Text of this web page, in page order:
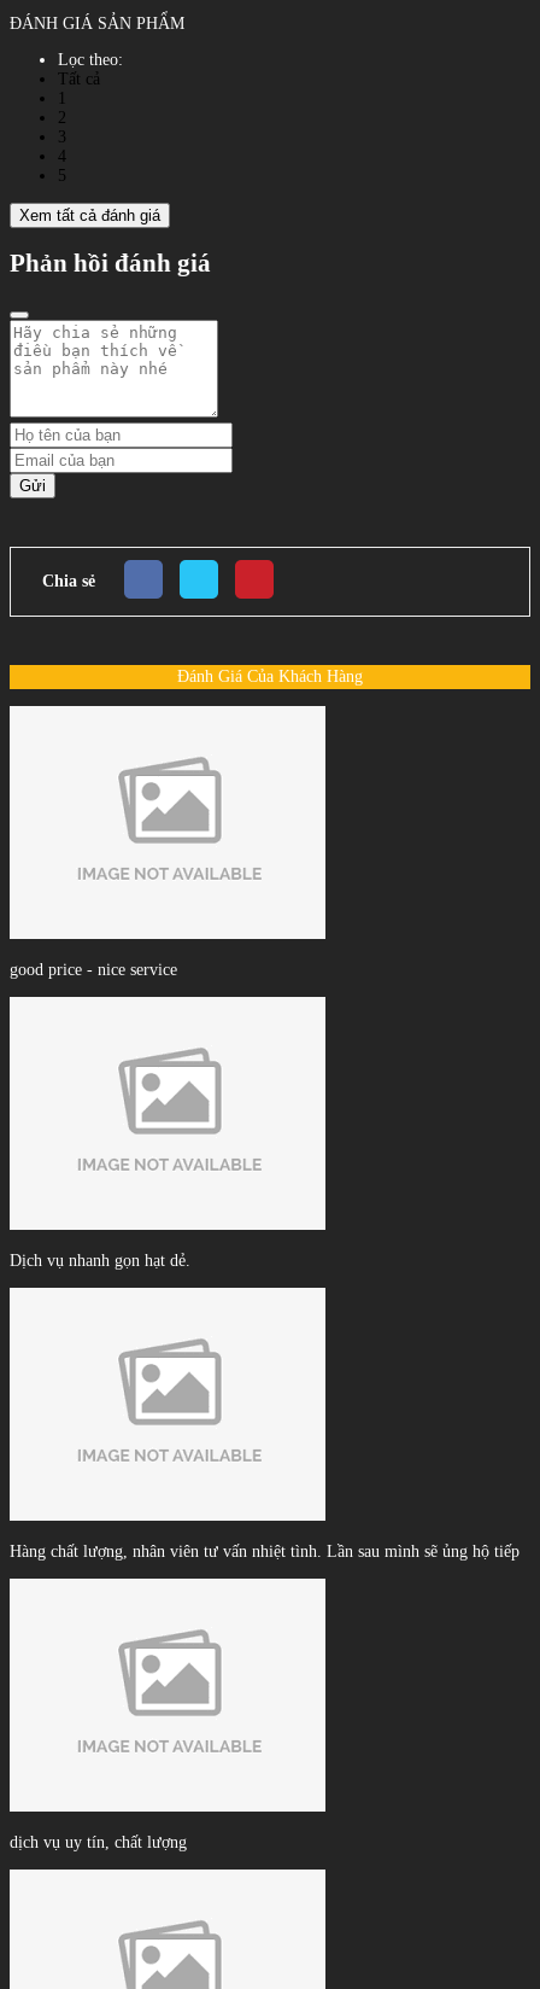
ĐÁNH GIÁ SẢN PHẨM
Lọc theo:
Tất cả
2
3
4
5
Xem tất cả đánh giá
Phản hồi đánh giá
Gửi
Chia sẻ
Đánh Giá Của Khách Hàng
good price - nice service
Dịch vụ nhanh gọn hạt dẻ.
Hàng chất lượng, nhân viên tư vấn nhiệt tình. Lần sau mình sẽ ủng hộ tiếp
dịch vụ uy tín, chất lượng